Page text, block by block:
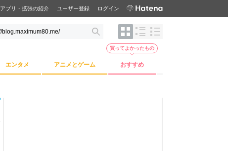
アプリ・拡張の紹介 ユーザー登録 ログイン
エンタメ アニメとゲーム おすすめ
買ってよかったもの